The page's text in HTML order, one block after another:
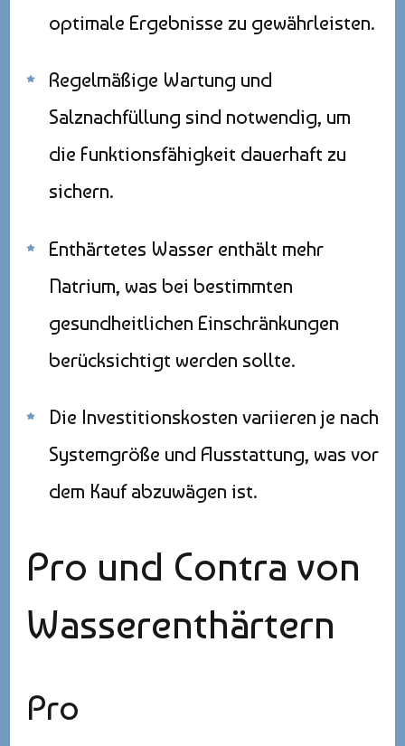
optimale Ergebnisse zu gewährleisten.
Regelmäßige Wartung und
Salznachfüllung sind notwendig, um
die Funktionsfähigkeit dauerhaft zu
sichern.
Enthärtetes Wasser enthält mehr
Natrium, was bei bestimmten
gesundheitlichen Einschränkungen
berücksichtigt werden sollte.
Die Investitionskosten variieren je nach
Systemgröße und Ausstattung, was vor
dem Kauf abzuwägen ist.
Pro und Contra von
Wasserenthärtern
Pro